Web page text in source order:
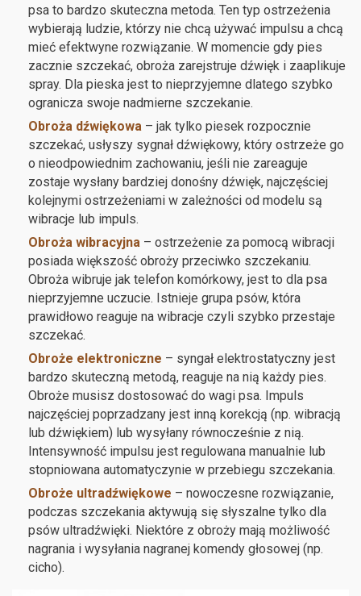
psa to bardzo skuteczna metoda. Ten typ ostrzeżenia
wybierają ludzie, którzy nie chcą używać impulsu a chcą
mieć efektwyne rozwiązanie. W momencie gdy pies
zacznie szczekać, obroża zarejstruje dźwięk i zaaplikuje
spray. Dla pieska jest to nieprzyjemne dlatego szybko
ogranicza swoje nadmierne szczekanie.
Obroża dźwiękowa – jak tylko piesek rozpocznie
szczekać, usłyszy sygnał dźwiękowy, który ostrzeże go
o nieodpowiednim zachowaniu, jeśli nie zareaguje
zostaje wysłany bardziej donośny dźwięk, najczęściej
kolejnymi ostrzeżeniami w zależności od modelu są
wibracje lub impuls.
Obroża wibracyjna – ostrzeżenie za pomocą wibracji
posiada większość obroży przeciwko szczekaniu.
Obroża wibruje jak telefon komórkowy, jest to dla psa
nieprzyjemne uczucie. Istnieje grupa psów, która
prawidłowo reaguje na wibracje czyli szybko przestaje
szczekać.
Obroże elektroniczne – syngał elektrostatyczny jest
bardzo skuteczną metodą, reaguje na nią każdy pies.
Obroże musisz dostosować do wagi psa. Impuls
najczęściej poprzadzany jest inną korekcją (np. wibracją
lub dźwiękiem) lub wysyłany równocześnie z nią.
Intensywność impulsu jest regulowana manualnie lub
stopniowana automatyczynie w przebiegu szczekania.
Obroże ultradźwiękowe – nowoczesne rozwiązanie,
podczas szczekania aktywują się słyszalne tylko dla
psów ultradźwięki. Niektóre z obroży mają możliwość
nagrania i wysyłania nagranej komendy głosowej (np.
cicho).